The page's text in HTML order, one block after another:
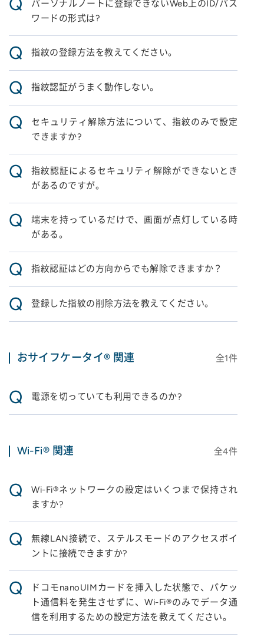
パーソナルノートに登録できないWeb上のID/パス
ワードの形式は?
Q 指紋の登録方法を教えてください。
Q 指紋認証がうまく動作しない。
Q
セキュリティ解除方法について、指紋のみで設定
できますか?
Q
指紋認証によるセキュリティ解除ができないとき
があるのですが。
Q
端末を持っているだけで、画面が点灯している時
がある。
Q 指紋認証はどの方向からでも解除できますか？
Q 登録した指紋の削除方法を教えてください。
おサイフケータイ® 関連 全1件
Q 電源を切っていても利用できるのか?
Wi-Fi® 関連 全4件
Q
Wi-Fi®ネットワークの設定はいくつまで保持され
ますか?
Q
無線LAN接続で、ステルスモードのアクセスポイ
ントに接続できますか?
Q
ドコモnanoUIMカードを挿入した状態で、パケッ
ト通信料を発生させずに、Wi-Fi®のみでデータ通
信を利用するための設定方法を教えてください。